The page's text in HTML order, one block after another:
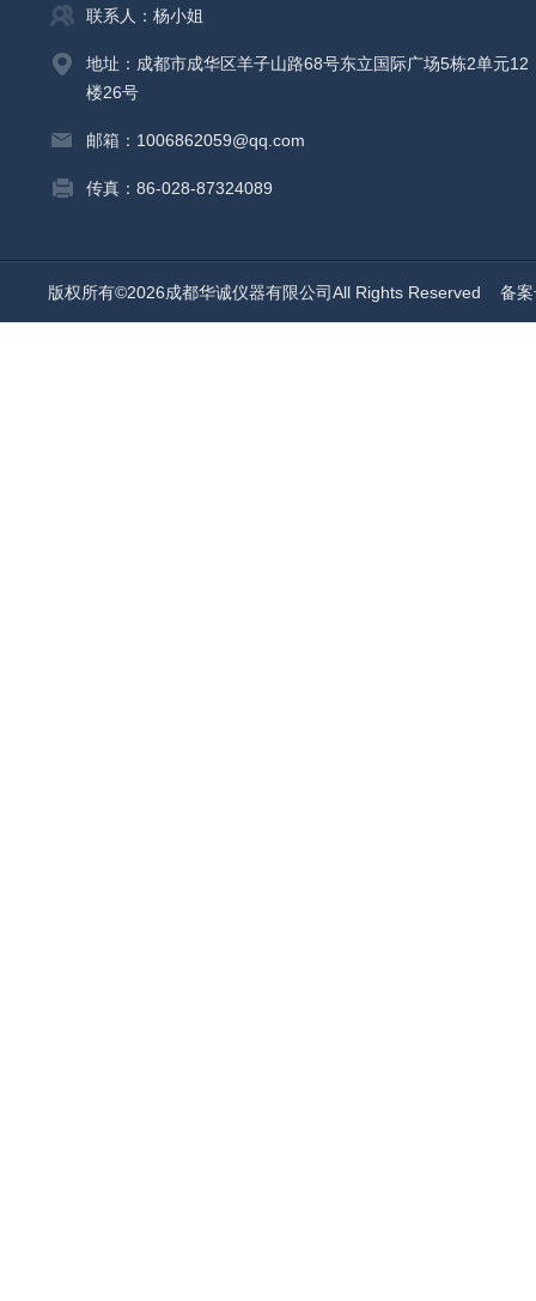
联系人：杨小姐
地址：成都市成华区羊子山路68号东立国际广场5栋2单元12
楼26号
邮箱：1006862059@qq.com
传真：86-028-87324089
版权所有©2026成都华诚仪器有限公司All Rights Reserved 备